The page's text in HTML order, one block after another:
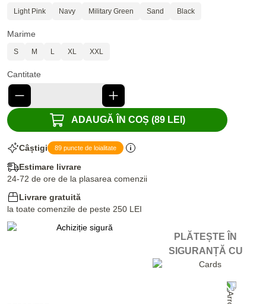
Light Pink Navy Military Green Sand Black
Marime
S M L XL XXL
Cantitate
ADAUGĂ ÎN COȘ (89 LEI)
Câștigi 89 puncte de loialitate
Estimare livrare
24-72 de ore de la plasarea comenzii
Livrare gratuită
la toate comenzile de peste 250 LEI
PLĂTEȘTE ÎN
SIGURANȚĂ CU